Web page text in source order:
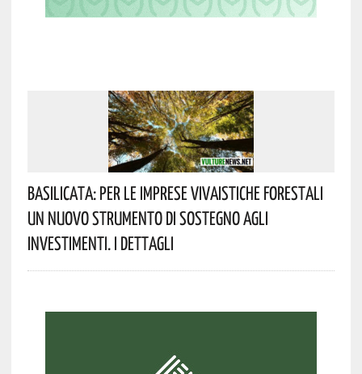
Basilicata: Per Le Imprese Vivaistiche Forestali
Un Nuovo Strumento Di Sostegno Agli
Investimenti. I Dettagli